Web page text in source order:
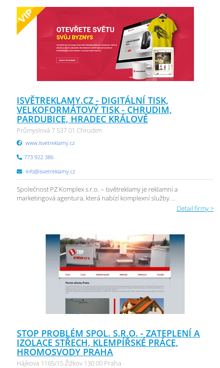
ISVĚTREKLAMY.CZ - DIGITÁLNÍ TISK,
VELKOFORMÁTOVÝ TISK - CHRUDIM,
PARDUBICE, HRADEC KRÁLOVÉ
Průmyslová 7 537 01 Chrudim
www.isvetreklamy.cz
773 922 386
info@isvetreklamy.cz
Společnost PZ Komplex s.r.o. – Isvětreklamy je reklamní a
marketingová agentura, která nabízí komplexní služby ...
Detail firmy >
STOP PROBLÉM SPOL. S.R.O. - ZATEPLENÍ A
IZOLACE STŘECH, KLEMPÍŘSKÉ PRÁCE,
HROMOSVODY PRAHA
Hájkova 1165/15 Žižkov 130 00 Praha